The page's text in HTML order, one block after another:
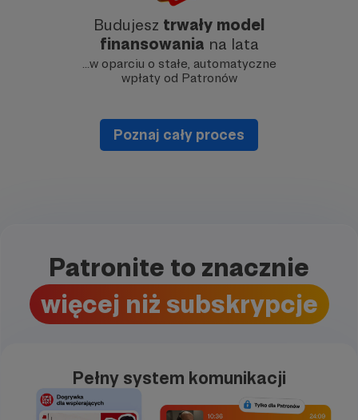
Budujesz trwały model
finansowania na lata
…w oparciu o stałe, automatyczne
wpłaty od Patronów
Poznaj cały proces
Patronite to znacznie
więcej niż subskrypcje
Pełny system komunikacji